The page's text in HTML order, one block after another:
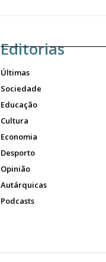
Editorias
Últimas
Sociedade
Educação
Cultura
Economia
Desporto
Opinião
Autárquicas
Podcasts